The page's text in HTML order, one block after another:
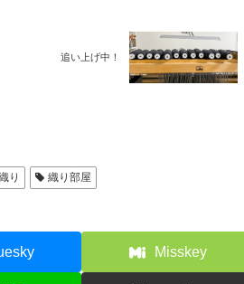
追い上げ中！
り 織り部屋
Misskey